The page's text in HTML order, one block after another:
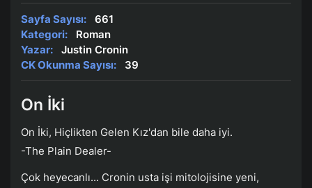
Sayfa Sayısı:
661
Kategori:
Roman
Yazar:
Justin Cronin
CK Okunma Sayısı:
39
On İki
On İki, Hiçlikten Gelen Kız'dan bile daha iyi.
-The Plain Dealer-
Çok heyecanlı... Cronin usta işi mitolojisine yeni,